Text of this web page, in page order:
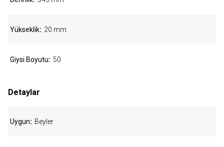
Yükseklik 20 mm
Giysi Boyutu 50
Detaylar
Uygun Beyler